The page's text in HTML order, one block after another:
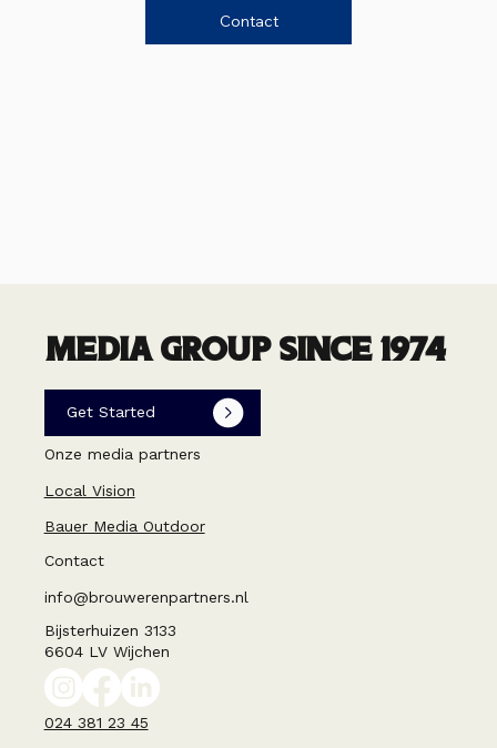
Contact
MEDIA GROUP SINCE 1974
Get Started
Onze media partners
Local Vision
Bauer Media Outdoor
Contact
info@brouwerenpartners.nl
Bijsterhuizen 3133
6604 LV Wijchen
024 381 23 45